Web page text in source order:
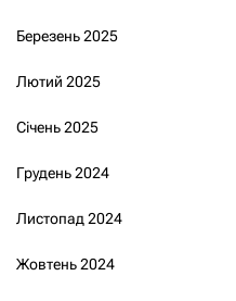
Березень 2025
Лютий 2025
Січень 2025
Грудень 2024
Листопад 2024
Жовтень 2024